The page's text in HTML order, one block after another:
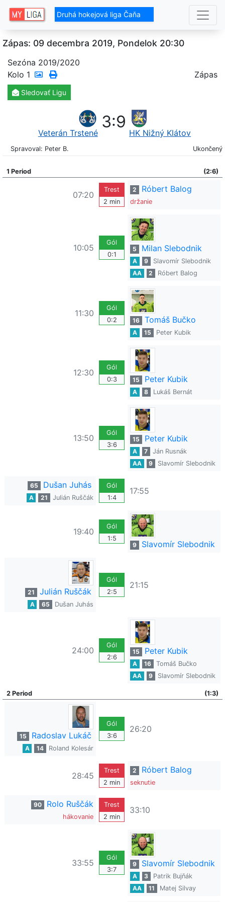
Druhá hokejová liga Čaňa
Zápas: 09 decembra 2019, Pondelok 20:30
Sezóna 2019/2020
Kolo 1 Zápas
Sledovať Ligu
Veterán Trstené
3:9
HK Nižný Klátov
Spravoval: Peter B. Ukončený
1 Period (2:6)
07:20
Trest
2 min
2 Róbert Balog
držanie
10:05
Gól
0:1
5 Milan Slebodnik
A 9
Slavomír Slebodnik
AA
2 Róbert Balog
11:30
Gól
0:2
16 Tomáš Bučko
A 15 Peter Kubik
12:30
Gól
0:3
15 Peter Kubik
A 8 Lukáš Bernát
13:50
Gól
3:6
15 Peter Kubik
A 7
Ján Rusnák
AA
9 Slavomír Slebodnik
65 Dušan Juhás
A 21 Julián Ruščák
Gól
1:4
17:55
19:40
Gól
1:5
9
Slavomír Slebodnik
21 Julián Ruščák
A 65 Dušan Juhás
Gól
2:5
21:15
24:00
Gól
2:6
15 Peter Kubik
A 16
Tomáš Bučko
AA
9 Slavomír Slebodnik
2 Period (1:3)
15 Radoslav Lukáč
A 14 Roland Kolesár
Gól
3:6
26:20
28:45
Trest
2 min
2 Róbert Balog
seknutie
90 Rolo Ruščák
hákovanie
Trest
2 min
33:10
33:55
Gól
3:7
9 Slavomír Slebodnik
A 3
Patrik Bujňák
AA
11 Matej Silvay